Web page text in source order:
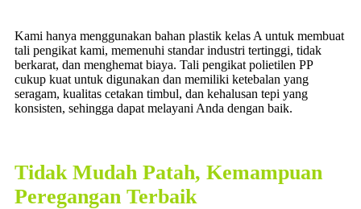
Kami hanya menggunakan bahan plastik kelas A untuk membuat
tali pengikat kami, memenuhi standar industri tertinggi, tidak
berkarat, dan menghemat biaya. Tali pengikat polietilen PP
cukup kuat untuk digunakan dan memiliki ketebalan yang
seragam, kualitas cetakan timbul, dan kehalusan tepi yang
konsisten, sehingga dapat melayani Anda dengan baik.
Tidak Mudah Patah, Kemampuan
Peregangan Terbaik